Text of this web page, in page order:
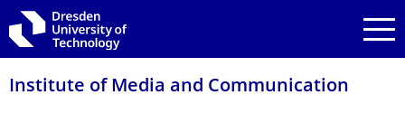
Skip to main navigation
Skip to search
Skip to content
Institute of Media and Communication